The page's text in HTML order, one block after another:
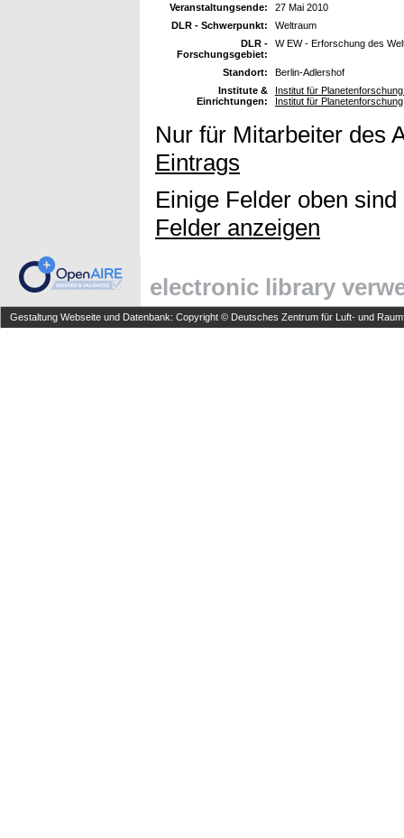
Veranstaltungsende:
27 Mai 2010
DLR - Schwerpunkt:
Weltraum
DLR -
Forschungsgebiet:
W EW - Erforschung des
Standort:
Berlin-Adlershof
Institute &
Einrichtungen:
Institut für
Institut für Planetenforschung
Nur für Mitarbeiter des
Eintrags
Einige Felder oben
Felder anzeigen
electronic library
Gestaltung Webseite und Datenbank: Copyright © Deutsches Zentrum für Luft- und